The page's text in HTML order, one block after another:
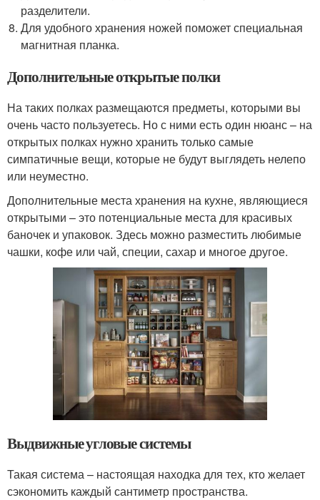
разделители.
Для удобного хранения ножей поможет специальная
магнитная планка.
Дополнительные открытые полки
На таких полках размещаются предметы, которыми вы
очень часто пользуетесь. Но с ними есть один нюанс – на
открытых полках нужно хранить только самые
симпатичные вещи, которые не будут выглядеть нелепо
или неуместно.
Дополнительные места хранения на кухне, являющиеся
открытыми – это потенциальные места для красивых
баночек и упаковок. Здесь можно разместить любимые
чашки, кофе или чай, специи, сахар и многое другое.
Выдвижные угловые системы
Такая система – настоящая находка для тех, кто желает
сэкономить каждый сантиметр пространства.